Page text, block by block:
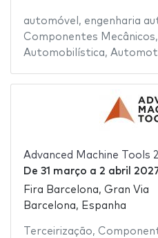
automóvel , engenharia
Componentes Mecânicos,
Automobilística,
Advanced Machine Tools
De 31 março a 2 abril
Fira Barcelona, Gran Via
Barcelona, Espanha
Terceirização,